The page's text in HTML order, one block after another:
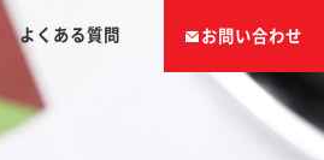
よくある質問 お問い合わせ